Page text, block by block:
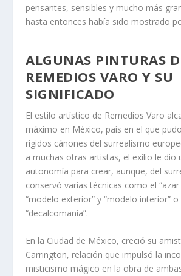
pensantes, sensibles y mucho más
hasta entonces había sido mostrado
ALGUNAS PINTURAS
REMEDIOS VARO Y SU
SIGNIFICADO
El estilo artístico de Remedios Varo
máximo en México, país en el que
rígidos cánones del surrealismo
a muchas otras artistas, el exilio le dio
autonomía para crear, aunque, del
conservó varias técnicas como el
“modelo exterior” y “modelo interior” o
“decalcomanía”.
En la Ciudad de México, creció su
Carrington, relación que impulsó la
misticismo mágico en la obra de